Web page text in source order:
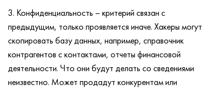
Конфиденциальность – критерий связан с
предыдущим, только проявляется иначе. Хакеры могут
скопировать базу данных, например, справочник
контрагентов с контактами, отчеты финансовой
деятельности. Что они будут делать со сведениями
неизвестно. Может продадут конкурентам или